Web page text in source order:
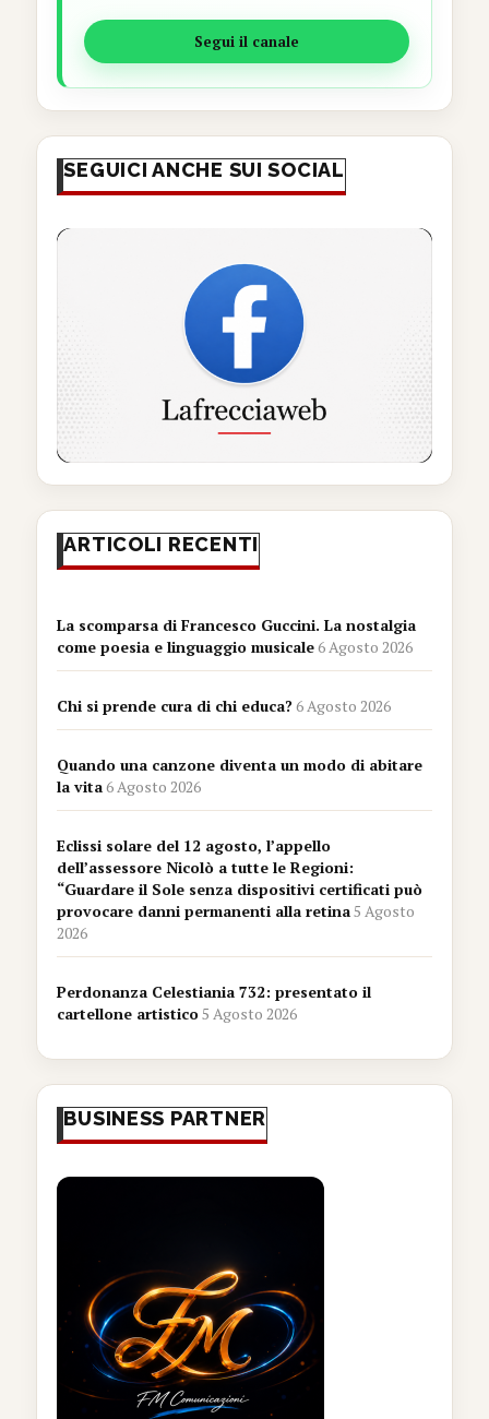
Segui il canale
SEGUICI ANCHE SUI SOCIAL
ARTICOLI RECENTI
La scomparsa di Francesco Guccini. La nostalgia
come poesia e linguaggio musicale6 Agosto 2026
Chi si prende cura di chi educa?6 Agosto 2026
Quando una canzone diventa un modo di abitare
la vita6 Agosto 2026
Eclissi solare del 12 agosto, l’appello
dell’assessore Nicolò a tutte le Regioni:
“Guardare il Sole senza dispositivi certificati può
provocare danni permanenti alla retina5 Agosto
2026
Perdonanza Celestiania 732: presentato il
cartellone artistico5 Agosto 2026
BUSINESS PARTNER